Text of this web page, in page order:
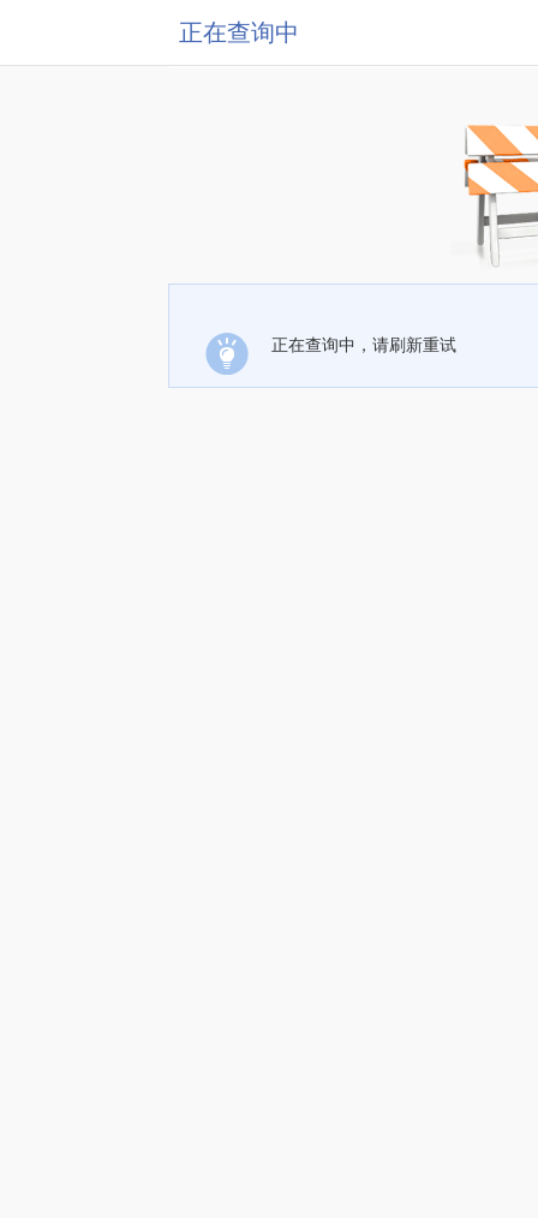
正在查询中
正在查询中，请刷新重试